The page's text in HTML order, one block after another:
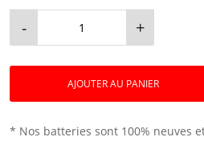
- +
AJOUTER AU PANIER
* Nos batteries sont 100% neuves